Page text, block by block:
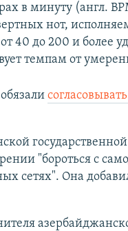
в минуту (англ.
нот,
40 до 200 и более
темпам от
согласовывать
"бороться с
сетях". Она